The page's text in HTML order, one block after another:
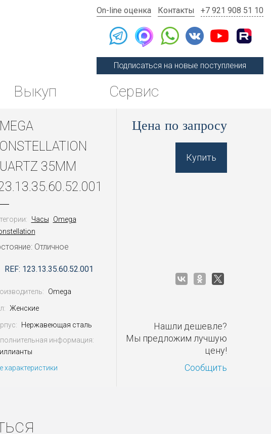
On-line оценка Контакты +7 921 908 51 10
Подписаться на новые поступления
Выкуп Сервис
35MM
Часы
Omega
Отличное
REF: 123.13.35.60.52.001
Omega
Женские
Нержавеющая сталь
информация:
характеристики
Цена по запросу
Купить
Нашли дешевле?
Мы предложим лучшую
цену!
Сообщить